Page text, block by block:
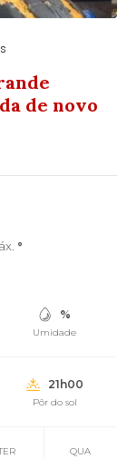
de novo
°
%
Umidade
21h00
Pôr do sol
QUA